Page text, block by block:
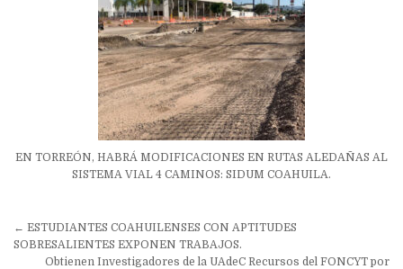
EN TORREÓN, HABRÁ MODIFICACIONES EN RUTAS ALEDAÑAS AL
SISTEMA VIAL 4 CAMINOS: SIDUM COAHUILA.
Navegación
de
← ESTUDIANTES COAHUILENSES CON APTITUDES
SOBRESALIENTES EXPONEN TRABAJOS.
Obtienen Investigadores de la UAdeC Recursos del FONCYT por